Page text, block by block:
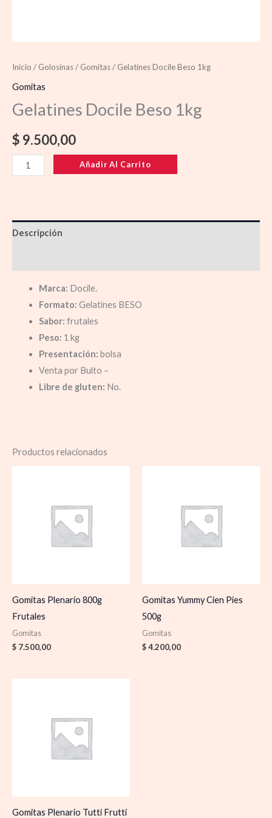
Inicio / Golosinas/ Gomitas/ Gelatines Docile Beso 1kg
Gomitas
Gelatines Docile Beso 1kg
$ 9.500,00
Añadir Al Carrito
Descripción
Marca: Docile.
Formato: Gelatines BESO
Sabor: frutales
Peso: 1 kg
Presentación: bolsa
Venta por Bulto –
Libre de gluten: No.
Productos relacionados
Gomitas Plenario 800g
Frutales
Gomitas
$ 7.500,00
Gomitas Yummy Cien Pies
500g
Gomitas
$4.200,00
Gomitas Plenario Tutti Frutti